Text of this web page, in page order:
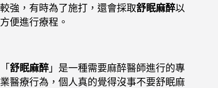
較強，有時為了施打，還會採取舒眠麻醉以
方便進行療程。
「 舒眠麻醉 」是一種需要麻醉醫師進行的專
業醫療行為，個人真的覺得沒事不要舒眠麻